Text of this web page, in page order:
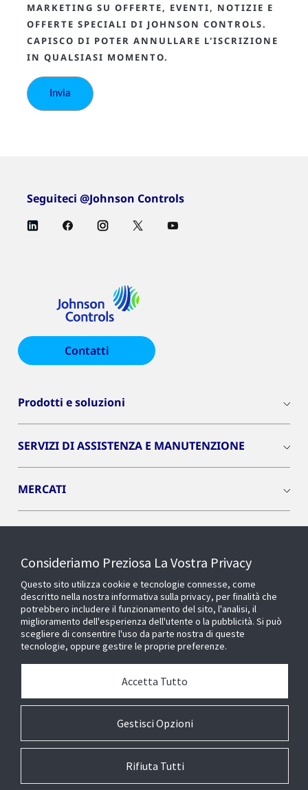
MARKETING SU OFFERTE, EVENTI, NOTIZIE E
OFFERTE SPECIALI DI JOHNSON CONTROLS.
CAPISCO DI POTER ANNULLARE L'ISCRIZIONE
IN QUALSIASI MOMENTO.
Seguiteci @Johnson Controls
Contatti
Prodotti e soluzioni
SERVIZI DI ASSISTENZA E MANUTENZIONE
MERCATI
OPENBLUE
SMART BUILDINGS
Chi siamo
Consideriamo Preziosa La Vostra Privacy
Questo sito utilizza cookie e tecnologie connesse, come
descritto nella nostra informativa sulla privacy, per finalità che
potrebbero includere il funzionamento del sito, l'analisi, il
miglioramento dell'esperienza dell'utente o la pubblicità. Si può
scegliere di consentire l'uso da parte nostra di queste
tecnologie, oppure gestire le proprie preferenze.
Gestisci Opzioni
Accetta Tutto
Rifiuta Tutti